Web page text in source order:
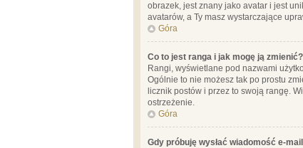
obrazek, jest znany jako avatar i jest
avatarów, a Ty masz wystarczające
Góra
Co to jest ranga i jak mogę ją zmienić?
Rangi, wyświetlane pod nazwami
Ogólnie to nie możesz tak po prostu
licznik postów i przez to swoją rangę.
ostrzeżenie.
Góra
Gdy próbuję wysłać wiadomość e-